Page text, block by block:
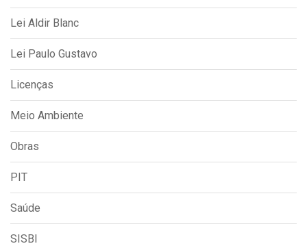
Lei Aldir Blanc
Lei Paulo Gustavo
Licenças
Meio Ambiente
Obras
PIT
Saúde
SISBI